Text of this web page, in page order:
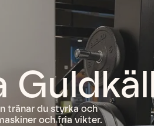
tränar du styrka och
och fria vikter.